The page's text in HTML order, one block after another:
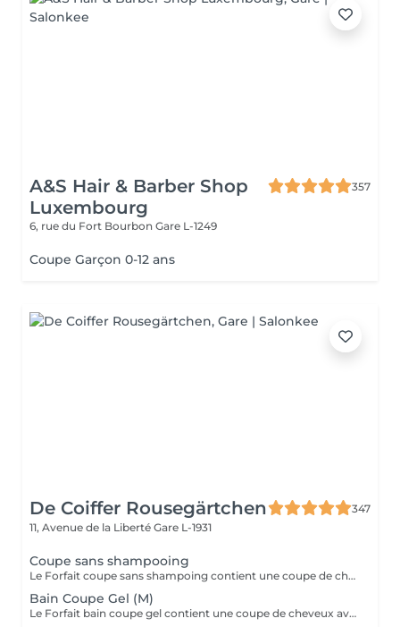
A&S Hair & Barber Shop
Luxembourg
357
6, rue du Fort Bourbon Gare L-1249
Coupe Garçon 0-12 ans
De Coiffer Rousegärtchen
347
11, Avenue de la Liberté Gare L-1931
Coupe sans shampooing
Le Forfait coupe sans shampoing contient une coupe de cheveux sans shampoing pour les étudiants. En cas de questions veuillez appeler au +352 26 35 02 89.
Bain Coupe Gel (M)
Le Forfait bain coupe gel contient une coupe de cheveux avec shampoing et l'application d'un produit de finition (Gel, Cire, Laque, etc.) pour les étudiants. En cas de questions veuillez appeler au +352 26 35 02 89.